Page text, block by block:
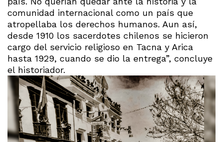
comunidad internacional como un país que
atropellaba los derechos humanos. Aun así,
desde 1910 los sacerdotes chilenos se hicieron
cargo del servicio religioso en Tacna y Arica
hasta 1929, cuando se dio la entrega”, concluye
el historiador.